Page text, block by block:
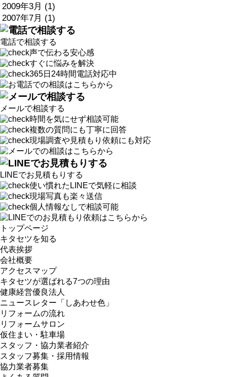
2009年3月 (1)
2007年7月 (1)
電話で相談する
声で伝わる安心感
すぐに悩みを解決
365日24時間電話対応中
メールで相談する
時間を気にせず相談可能
複数の質問にも丁寧に回答
現場調査や見積もり依頼にも対応
LINEでお見積もりする
使い慣れたLINEで気軽に相談
現場写真も楽々送信
個人情報なしで相談可能
トップページ
キタセツを知る
代表挨拶
会社概要
アクセスマップ
キタセツが選ばれる7つの理由
健康経営優良法人
ニュースレター「しあわせ色」
リフォームの流れ
リフォームサロン
仮住まい・駐車場
スタッフ・協力業者紹介
スタッフ募集・採用情報
協力業者募集